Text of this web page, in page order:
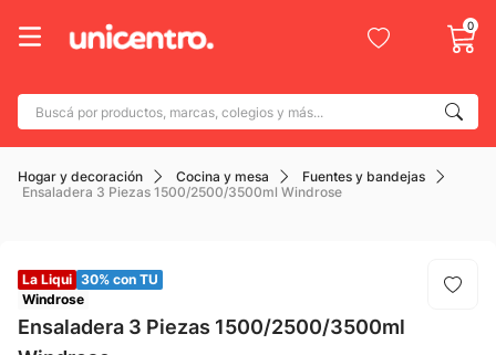
0
Buscá por productos, marcas, colegios y más...
Hogar y decoración Cocina y mesa
Fuentes y bandejas
Ensaladera 3 Piezas 1500/2500/3500ml Windrose
La Liqui 30% con TU
Windrose
Ensaladera 3 Piezas 1500/2500/3500ml
Términos más buscados
1 . adidas
4. botin
5. caterpillar